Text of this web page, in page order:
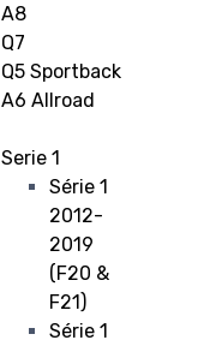
A8
Q7
Q5 Sportback
A6 Allroad
Serie 1
Série 1
2012-
2019
(F20 &
F21)
Série 1